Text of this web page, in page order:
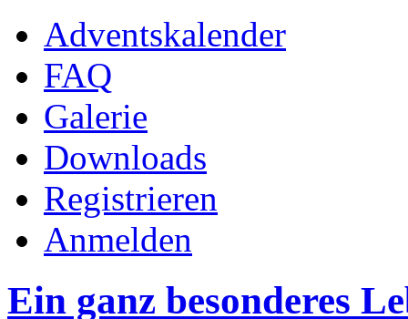
Adventskalender
FAQ
Galerie
Downloads
Registrieren
Anmelden
Ein ganz besonderes